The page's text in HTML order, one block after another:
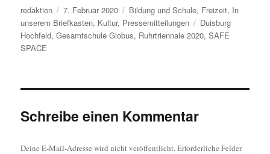
Autor
redaktion
Veröffentlicht
am
7. Februar 2020 Kategorien
Bildung und Schule, Freizeit, In
unserem Briefkasten, Kultur, Pressemitteilungen Schlagwörter
Duisburg
Hochfeld,Gesamtschule Globus, Ruhrtriennale 2020,SAFE
SPACE
Schreibe einen Kommentar
Deine E-Mail-Adresse wird nicht veröffentlicht.Erforderliche Felder